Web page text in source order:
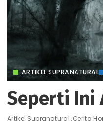
ARTIKEL SUPRANATURAL
Seperti Ini
Artikel Supranatural Cerita